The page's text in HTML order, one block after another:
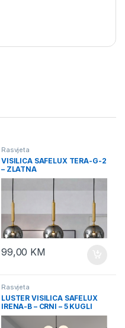
Rasvjeta
VISILICA SAFELUX TERA-G-2
– ZLATNA
99,00 KM
Rasvjeta
LUSTER VISILICA SAFELUX
IRENA-B – CRNI – 5 KUGLI